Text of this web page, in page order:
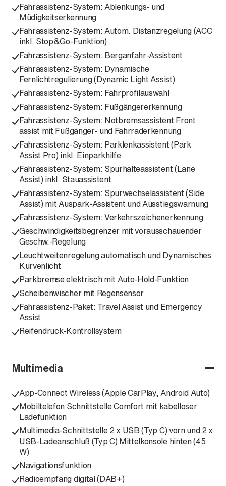
Fahrassistenz-System: Ablenkungs- und
Müdigkeitserkennung
Fahrassistenz-System: Autom. Distanzregelung (ACC
inkl. Stop&Go-Funktion)
Fahrassistenz-System: Berganfahr-Assistent
Fahrassistenz-System: Dynamische
Fernlichtregulierung (Dynamic Light Assist)
Fahrassistenz-System: Fahrprofilauswahl
Fahrassistenz-System: Fußgängererkennung
Fahrassistenz-System: Notbremsassistent Front
assist mit Fußgänger- und Fahrraderkennung
Fahrassistenz-System: Parklenkassistent (Park
Assist Pro) inkl. Einparkhilfe
Fahrassistenz-System: Spurhalteassistent (Lane
Assist) inkl. Stauassistent
Fahrassistenz-System: Spurwechselassistent (Side
Assist) mit Auspark-Assistent und Ausstiegswarnung
Fahrassistenz-System: Verkehrszeichenerkennung
Geschwindigkeitsbegrenzer mit vorausschauender
Geschw.-Regelung
Leuchtweitenregelung automatisch und Dynamisches
Kurvenlicht
Parkbremse elektrisch mit Auto-Hold-Funktion
Scheibenwischer mit Regensensor
Fahrassistenz-Paket: Travel Assist und Emergency
Assist
Reifendruck-Kontrollsystem
Multimedia
App-Connect Wireless (Apple CarPlay, Android Auto)
Mobiltelefon Schnittstelle Comfort mit kabelloser
Ladefunktion
Multimedia-Schnittstelle 2 x USB (Typ C) vorn und 2 x
USB-Ladeanschluß (Typ C) Mittelkonsole hinten (45
W)
Navigationsfunktion
Radioempfang digital (DAB+)